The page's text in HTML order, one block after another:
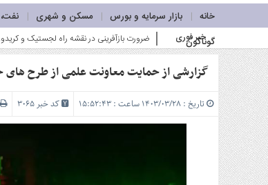
خانه بازار سرمایه و بورس مسکن و شهری
گوناگون
ما
درباره
سرویس
ها
خانه
بازار
سرمایه
و
بورس
مسکن
و
خبر فوری وزیر صمت بر گسترش همکاری‌های اقتصادی
گزارشی از حمایت معاونت علمی از طرح های
تاریخ : ۱۴۰۳/۰۳/۲۸ ساعت : ۱۵:۵۲:۴۳ کد خبر 3065